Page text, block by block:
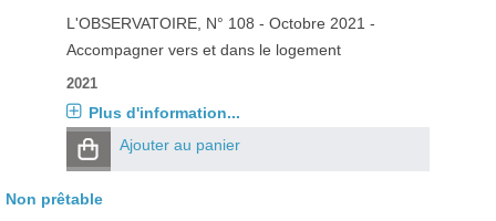
L'OBSERVATOIRE, N° 108 - Octobre 2021 -
Accompagner vers et dans le logement
2021
Plus d'information...
Ajouter au panier
Non prêtable